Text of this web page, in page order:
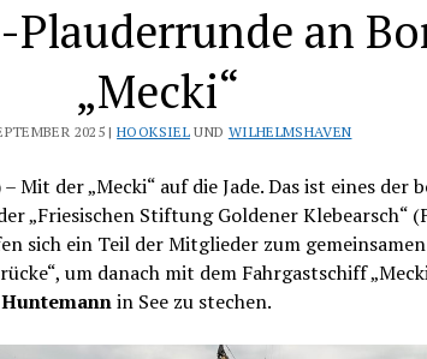
Plauderrunde an
„Mecki“
2025 |HOOKSIELUND WILHELMSHAVEN
Mit der „Mecki“ auf die Jade. Das ist eines der
„Friesischen Stiftung Goldener Klebearsch“
sich ein Teil der Mitglieder zum gemeinsamen
um danach mit dem Fahrgastschiff
in See zu stechen.